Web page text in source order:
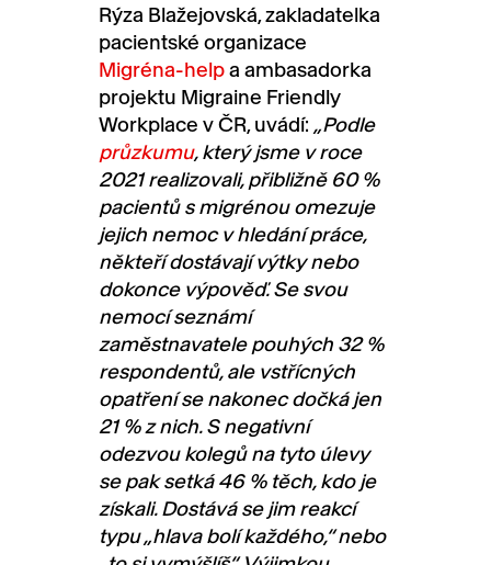
Rýza Blažejovská, zakladatelka
pacientské organizace
Migréna-helpa ambasadorka
projektu Migraine Friendly
Workplace v ČR, uvádí: „Podle
průzkumu, který jsme v roce
2021 realizovali, přibližně 60 %
pacientů s migrénou omezuje
jejich nemoc v hledání práce,
někteří dostávají výtky nebo
dokonce výpověď. Se svou
nemocí seznámí
zaměstnavatele pouhých 32 %
respondentů, ale vstřícných
opatření se nakonec dočká jen
21 % z nich. S negativní
odezvou kolegů na tyto úlevy
se pak setká 46 % těch, kdo je
získali. Dostává se jim reakcí
typu „hlava bolí každého,“ nebo